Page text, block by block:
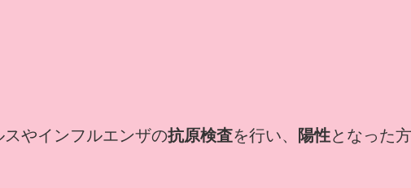
スやインフルエンザの抗原検査を行い、 陽性となった方